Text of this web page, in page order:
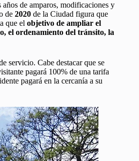
de amparos, modificaciones y
de 2020 de la Ciudad figura que
que el objetivo de ampliar el
el ordenamiento del tránsito, la
servicio. Cabe destacar que se
pagará 100% de una tarifa
pagará en la cercanía a su